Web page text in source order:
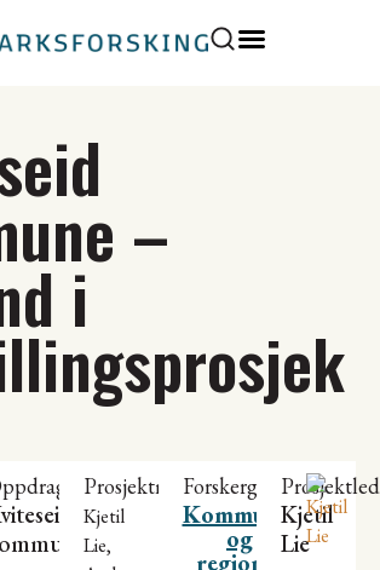
–
i
Prosjektmedarbeidere
Kjetil
Lie,
Forskergrupper
Kommunal
og
regional
Kjetil
Lie